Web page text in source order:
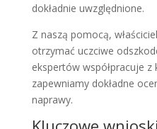
dokładnie uwzględnione.
Z naszą pomocą,
otrzymać uczciwe
ekspertów współpracuje
zapewniamy dokładne
naprawy.